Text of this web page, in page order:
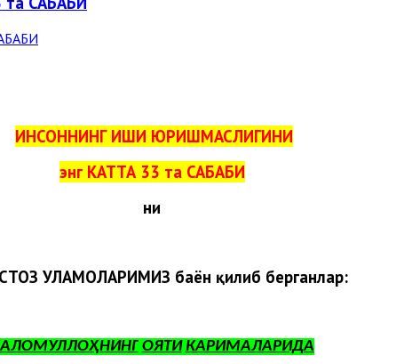
ИНСОННИНГ ИШИ ЮРИШМАСЛИГИНИ
энг КАТТА 33 та САБАБИ
ни
УЛАМОЛАРИМИЗ баён қилиб берганлар:
ОЯТИ КАРИМАЛАРИДА